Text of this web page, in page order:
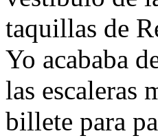
taquillas de
Yo acababa
las escaleras
billete para